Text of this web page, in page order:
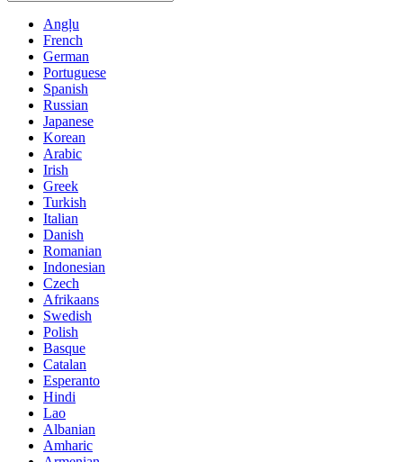
Angļu
French
German
Portuguese
Spanish
Russian
Japanese
Korean
Arabic
Irish
Greek
Turkish
Italian
Danish
Romanian
Indonesian
Czech
Afrikaans
Swedish
Polish
Basque
Catalan
Esperanto
Hindi
Lao
Albanian
Amharic